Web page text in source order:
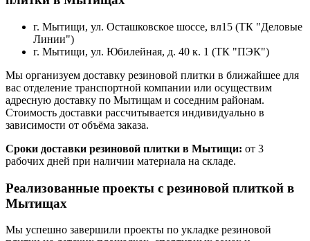
г. Мытищи, ул. ​Осташковское шоссе, вл15 (ТК "Деловые
Линии")
г. Мытищи, ул. Юбилейная, д. 40 к. 1 (ТК "ПЭК")
Мы организуем доставку резиновой плитки в ближайшее для
вас отделение транспортной компании или осуществим
адресную доставку по Мытищам и соседним районам.
Стоимость доставки рассчитывается индивидуально в
зависимости от объёма заказа.
Сроки доставки резиновой плитки в Мытищи: от 3
рабочих дней при наличии материала на складе.
Реализованные проекты с резиновой плиткой в
Мытищах
Мы успешно завершили проекты по укладке резиновой